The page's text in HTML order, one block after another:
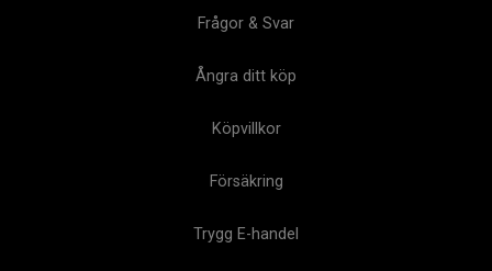
Frågor & Svar
Ångra ditt köp
Köpvillkor
Försäkring
Trygg E-handel